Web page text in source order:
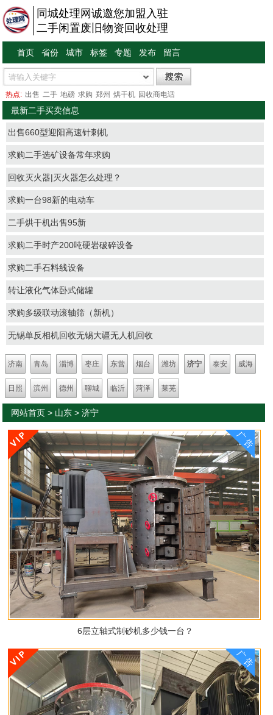
同城处理网诚邀您加盟入驻
二手闲置废旧物资回收处理
首页 省份 城市 标签 专题 发布 留言
热点: 出售 二手 地磅 求购 郑州 烘干机 回收商电话
最新二手买卖信息
出售660型迎阳高速针刺机
求购二手选矿设备常年求购
回收灭火器|灭火器怎么处理？
求购一台98新的电动车
二手烘干机出售95新
求购二手时产200吨硬岩破碎设备
求购二手石料线设备
转让液化气体卧式储罐
求购多级联动滚轴筛（新机）
无锡单反相机回收无锡大疆无人机回收
济南 青岛 淄博 枣庄 东营 烟台 潍坊 济宁 泰安 威海
日照 滨州 德州 聊城 临沂 菏泽 莱芜
网站首页 > 山东 >济宁
6层立轴式制砂机多少钱一台？